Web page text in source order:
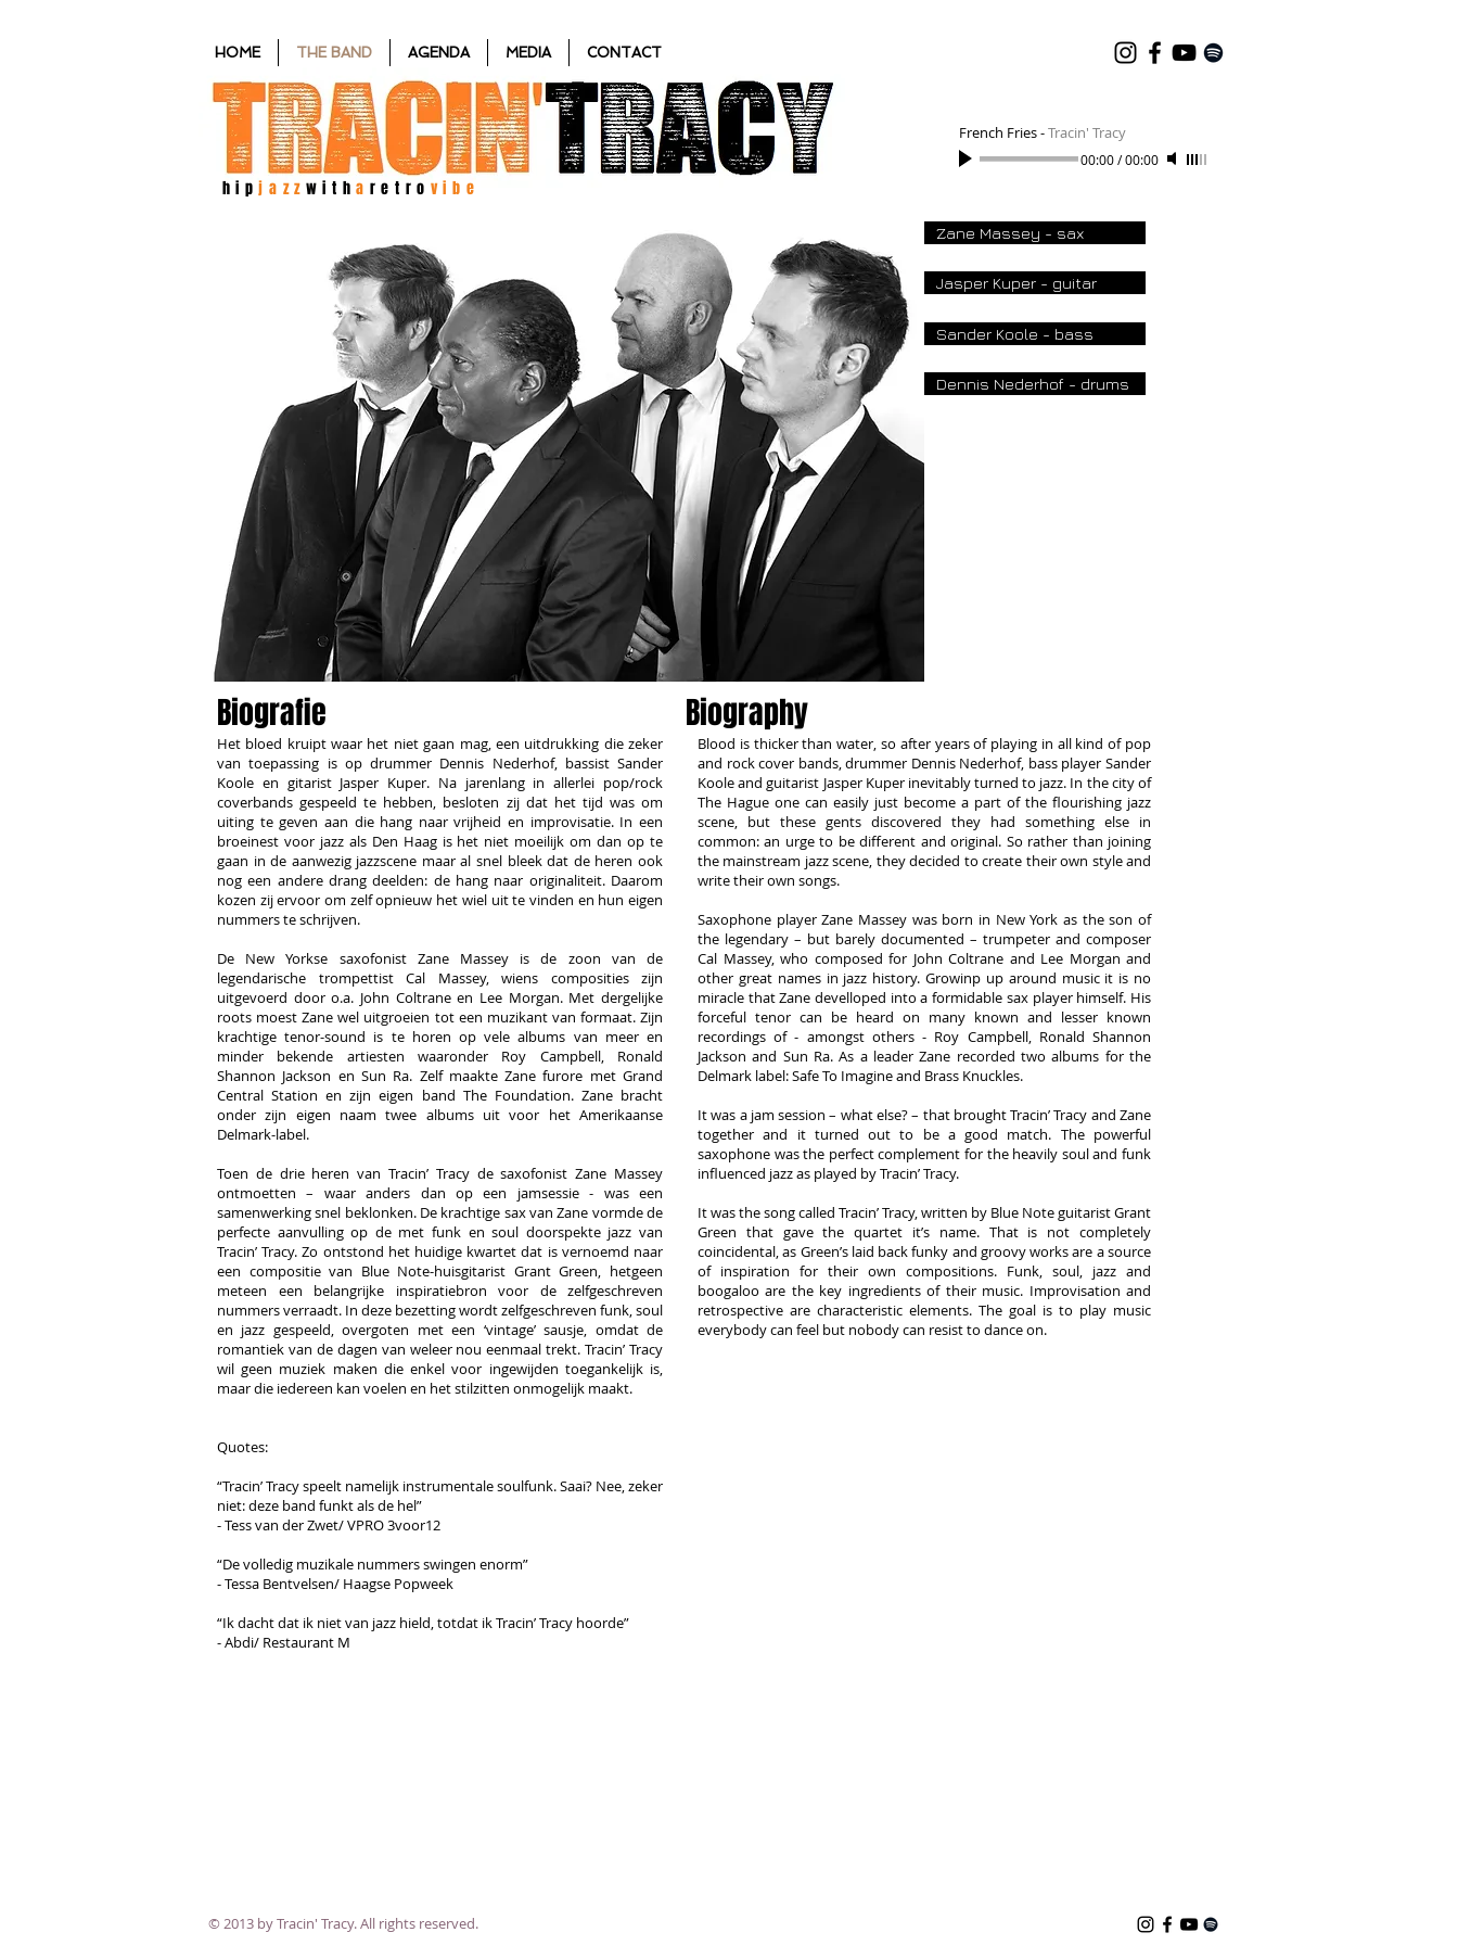
HOME THE BAND AGENDA MEDIA CONTACT
hipjazz witha retro vibe
French Fries-Tracin' Tracy
00:00/00:00
Zane Massey - sax
Jasper Kuper - guitar
Sander Koole - bass
Dennis Nederhof - drums
Biografie
Het bloed kruipt waar het niet gaan mag, een uitdrukking die zeker
van toepassing is op drummer Dennis Nederhof, bassist Sander
Koole en gitarist Jasper Kuper. Na jarenlang in allerlei pop/rock
coverbands gespeeld te hebben, besloten zij dat het tijd was om
uiting te geven aan die hang naar vrijheid en improvisatie. In een
broeinest voor jazz als Den Haag is het niet moeilijk om dan op te
gaan in de aanwezig jazzscene maar al snel bleek dat de heren ook
nog een andere drang deelden: de hang naar originaliteit. Daarom
kozen zij ervoor om zelf opnieuw het wiel uit te vinden en hun eigen
nummers te schrijven.
De New Yorkse saxofonist Zane Massey is de zoon van de
legendarische trompettist Cal Massey, wiens composities zijn
uitgevoerd door o.a. John Coltrane en Lee Morgan. Met dergelijke
roots moest Zane wel uitgroeien tot een muzikant van formaat. Zijn
krachtige tenor-sound is te horen op vele albums van meer en
minder bekende artiesten waaronder Roy Campbell, Ronald
Shannon Jackson en Sun Ra. Zelf maakte Zane furore met Grand
Central Station en zijn eigen band The Foundation. Zane bracht
onder zijn eigen naam twee albums uit voor het Amerikaanse
Delmark-label.
Toen de drie heren van Tracin’ Tracy de saxofonist Zane Massey
ontmoetten – waar anders dan op een jamsessie - was een
samenwerking snel beklonken. De krachtige sax van Zane vormde de
perfecte aanvulling op de met funk en soul doorspekte jazz van
Tracin’ Tracy. Zo ontstond het huidige kwartet dat is vernoemd naar
een compositie van Blue Note-huisgitarist Grant Green, hetgeen
meteen een belangrijke inspiratiebron voor de zelfgeschreven
nummers verraadt. In deze bezetting wordt zelfgeschreven funk, soul
en jazz gespeeld, overgoten met een ‘vintage’ sausje, omdat de
romantiek van de dagen van weleer nou eenmaal trekt. Tracin’ Tracy
wil geen muziek maken die enkel voor ingewijden toegankelijk is,
maar die iedereen kan voelen en het stilzitten onmogelijk maakt.
Quotes:
“Tracin’ Tracy speelt namelijk instrumentale soulfunk. Saai? Nee, zeker
niet: deze band funkt als de hel”
- Tess van der Zwet/ VPRO 3voor12
“De volledig muzikale nummers swingen enorm”
- Tessa Bentvelsen/ Haagse Popweek
“Ik dacht dat ik niet van jazz hield, totdat ik Tracin’ Tracy hoorde”
- Abdi/ Restaurant M
Biography
Blood is thicker than water, so after years of playing in all kind of pop
and rock cover bands, drummer Dennis Nederhof, bass player Sander
Koole and guitarist Jasper Kuper inevitably turned to jazz. In the city of
The Hague one can easily just become a part of the flourishing jazz
scene, but these gents discovered they had something else in
common: an urge to be different and original. So rather than joining
the mainstream jazz scene, they decided to create their own style and
write their own songs.
Saxophone player Zane Massey was born in New York as the son of
the legendary – but barely documented – trumpeter and composer
Cal Massey, who composed for John Coltrane and Lee Morgan and
other great names in jazz history. Growinp up around music it is no
miracle that Zane develloped into a formidable sax player himself. His
forceful tenor can be heard on many known and lesser known
recordings of - amongst others - Roy Campbell, Ronald Shannon
Jackson and Sun Ra. As a leader Zane recorded two albums for the
Delmark label: Safe To Imagine and Brass Knuckles.
It was a jam session – what else? – that brought Tracin’ Tracy and Zane
together and it turned out to be a good match. The powerful
saxophone was the perfect complement for the heavily soul and funk
influenced jazz as played by Tracin’ Tracy.
It was the song called Tracin’ Tracy, written by Blue Note guitarist Grant
Green that gave the quartet it’s name. That is not completely
coincidental, as Green’s laid back funky and groovy works are a source
of inspiration for their own compositions. Funk, soul, jazz and
boogaloo are the key ingredients of their music. Improvisation and
retrospective are characteristic elements. The goal is to play music
everybody can feel but nobody can resist to dance on.
© 2013 by Tracin' Tracy. All rights reserved.